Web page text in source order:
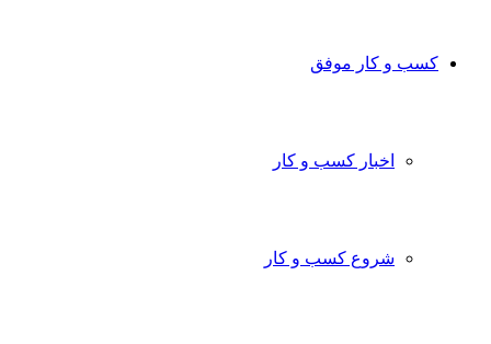
کسب و کار موفق
اخبار کسب و کار
شروع کسب و کار